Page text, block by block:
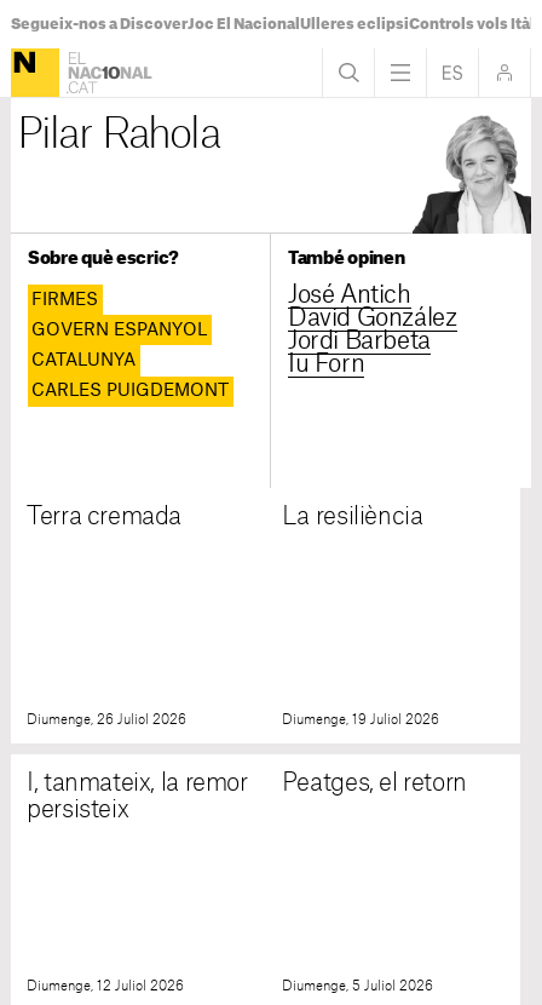
Segueix-nos a DiscoverJoc El Nacional Ulleres eclipsiControls vols
Pilar Rahola
Sobre què escric?
FIRMES
GOVERN ESPANYOL
CATALUNYA
CARLES PUIGDEMONT
També opinen
José Antich
David González
Jordi Barbeta
Iu Forn
Terra cremada
Diumenge, 26 Juliol 2026
La resiliència
Diumenge, 19 Juliol 2026
I, tanmateix, la remor
persisteix
Diumenge, 12 Juliol 2026
Peatges, el retorn
Diumenge, 5 Juliol 2026